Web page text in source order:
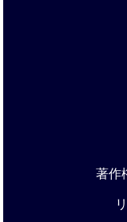
著作